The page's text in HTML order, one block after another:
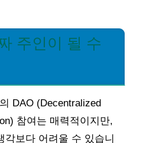
주인이 될 수
DAO (Decentralized
참여는 매력적이지만,
보다 어려울 수 있습니